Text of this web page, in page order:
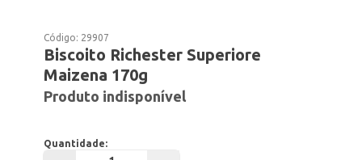
Código: 29907
Biscoito Richester Superiore
Maizena 170g
Produto indisponível
Quantidade: